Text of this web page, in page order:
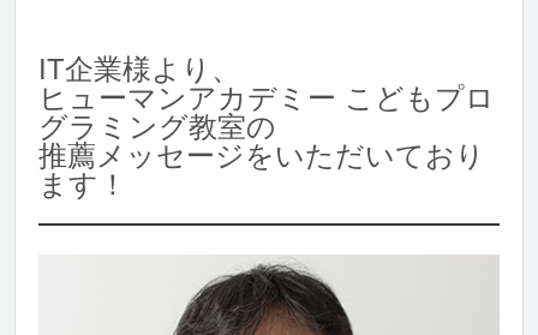
IT企業様より、
ヒューマンアカデミー こどもプロ
グラミング教室の
推薦メッセージをいただいており
ます！